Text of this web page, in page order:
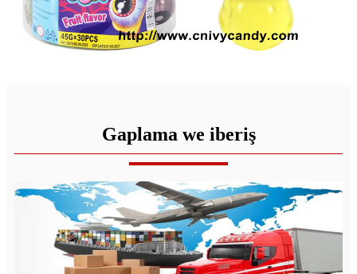
Gaplama we iberiş